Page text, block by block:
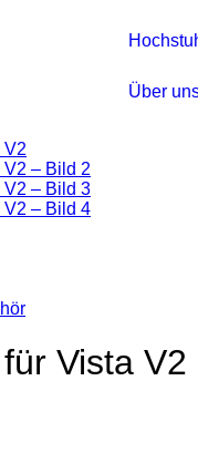
Über
Vista V2